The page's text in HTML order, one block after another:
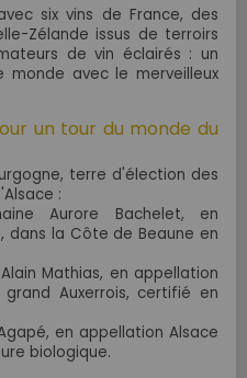
six vins de France, des
Zélande issus de terroirs
de vin éclairés : un
monde avec le merveilleux
un tour du monde du
terre d'élection des
:
Aurore Bachelet, en
dans la Côte de Beaune en
Mathias, en appellation
grand Auxerrois, certifié en
en appellation Alsace
biologique.